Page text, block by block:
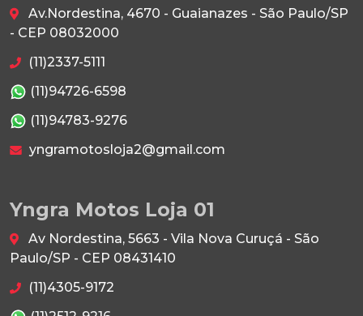
Av.Nordestina, 4670 - Guaianazes - São Paulo/SP
- CEP 08032000
(11)2337-5111
(11)94726-6598
(11)94783-9276
yngramotosloja2@gmail.com
Yngra Motos Loja 01
Av Nordestina, 5663 - Vila Nova Curuçá - São
Paulo/SP - CEP 08431410
(11)4305-9172